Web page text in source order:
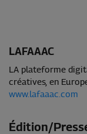
LAFAAAC
LA plateforme
créatives, en
www.lafaaac.com
Édition/